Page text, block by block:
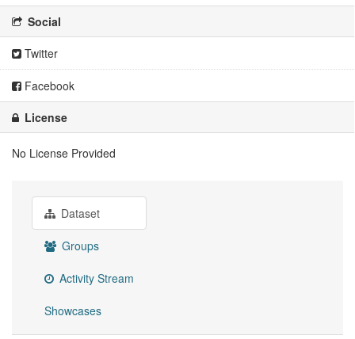
Social
Twitter
Facebook
License
No License Provided
Dataset
Groups
Activity Stream
Showcases